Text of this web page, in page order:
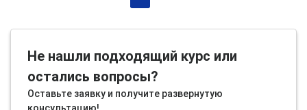
Не нашли подходящий курс или
остались вопросы?
Оставьте заявку и получите развернутую